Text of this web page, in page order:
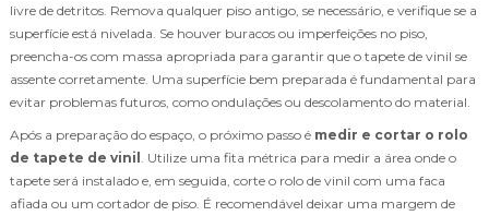
livre de detritos. Remova qualquer piso antigo, se necessário, e verifique se a
superfície está nivelada. Se houver buracos ou imperfeições no piso,
preencha-os com massa apropriada para garantir que o tapete de vinil se
assente corretamente. Uma superfície bem preparada é fundamental para
evitar problemas futuros, como ondulações ou descolamento do material.
Após a preparação do espaço, o próximo passo é medir e cortar o rolo
de tapete de vinil . Utilize uma fita métrica para medir a área onde o
tapete será instalado e, em seguida, corte o rolo de vinil com uma faca
afiada ou um cortador de piso. É recomendável deixar uma margem de